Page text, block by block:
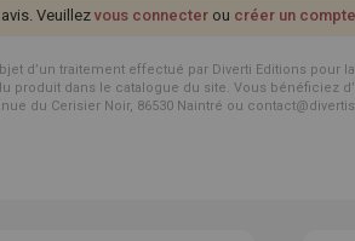
Veuillez vous connecter ou créer un compte
d’un traitement effectué par Diverti Editions pour
dans le catalogue du site. Vous bénéficiez
du Cerisier Noir, 86530 Naintré ou